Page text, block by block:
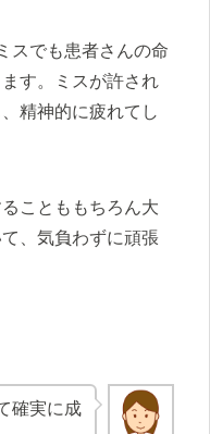
スでも患者さんの命
す。ミスが許され
精神的に疲れてし
ことももちろん大
、気負わずに頑張
確実に成